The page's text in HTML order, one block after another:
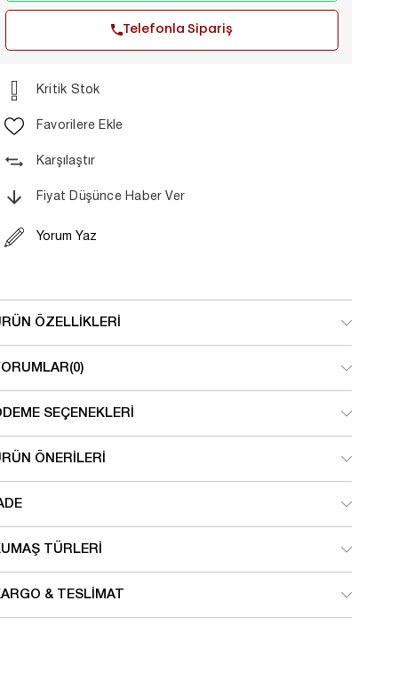
Telefonla Sipariş
Kritik Stok
Favorilere Ekle
Karşılaştır
Fiyat Düşünce Haber Ver
Yorum Yaz
ÖZELLIKLERI
(0)
SEÇENEKLERI
ÖNERILERI
TÜRLERI
& TESLIMAT